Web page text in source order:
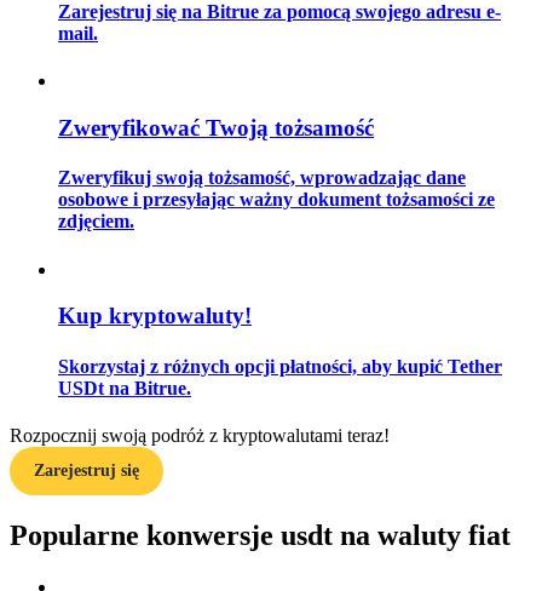
Przewodnik
Przewodnik dla początkujących dotyczący kontraktów futures
Strategie handlowe
Dowiedz się, jak zachować rentowność
Zarejestruj się na Bitrue za pomocą swojego adresu e-
mail.
Zweryfikować Twoją tożsamość
Zweryfikuj swoją tożsamość, wprowadzając dane
osobowe i przesyłając ważny dokument tożsamości ze
zdjęciem.
Kup kryptowaluty!
Skorzystaj z różnych opcji płatności, aby kupić Tether
USDt na Bitrue.
Rozpocznij swoją podróż z kryptowalutami teraz!
Zarejestruj się
Popularne konwersje usdt na waluty fiat